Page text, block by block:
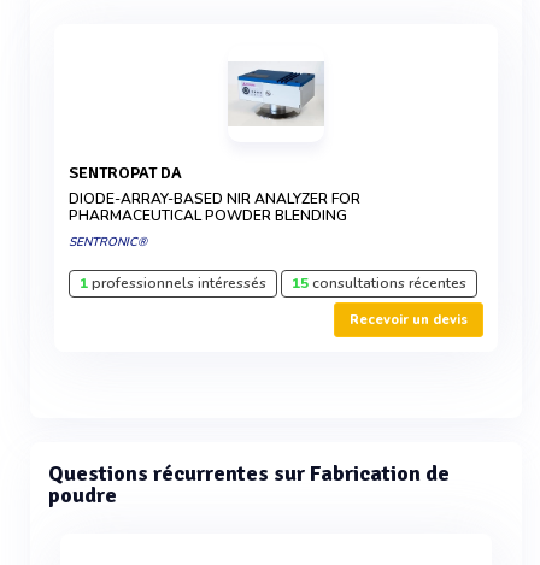
SENTROPAT DA
DIODE-ARRAY-BASED NIR ANALYZER FOR
PHARMACEUTICAL POWDER BLENDING
SENTRONIC®
1professionnels intéressés 15consultations récentes
Recevoir un devis
Questions récurrentes sur Fabrication de
poudre